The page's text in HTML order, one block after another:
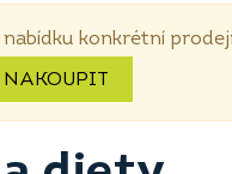
nabídku konkrétní